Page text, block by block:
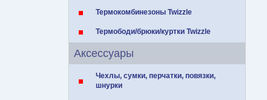
Термокомбинезоны Twizzle
Термободи/брюки/куртки Twizzle
Аксессуары
Чехлы, сумки, перчатки, повязки,
шнурки